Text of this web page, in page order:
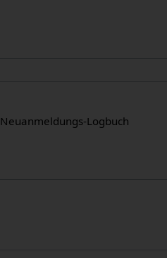
Neuanmeldungs-Logbuch